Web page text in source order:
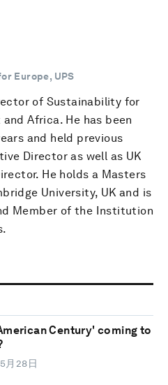
Europe, UPS
of Sustainability for
Africa. He has been
and held previous
Director as well as UK
He holds a Masters
University, UK and is
Member of the Institution
Century' coming to
月28日